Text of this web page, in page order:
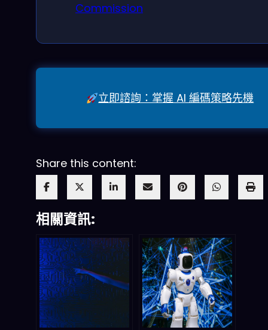
Commission
立即諮詢：掌握 AI 編碼策略先機
Share this content:
相關資訊: